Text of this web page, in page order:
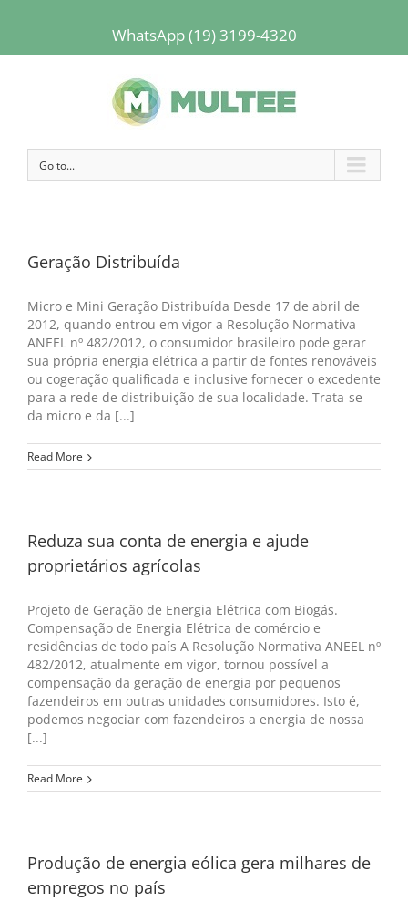
WhatsApp (19) 3199-4320
Go to...
Geração Distribuída
Micro e Mini Geração Distribuída Desde 17 de abril de
2012, quando entrou em vigor a Resolução Normativa
ANEEL nº 482/2012, o consumidor brasileiro pode gerar
sua própria energia elétrica a partir de fontes renováveis
ou cogeração qualificada e inclusive fornecer o excedente
para a rede de distribuição de sua localidade. Trata-se
da micro e da [...]
Read More
Reduza sua conta de energia e ajude
proprietários agrícolas
Projeto de Geração de Energia Elétrica com Biogás.
Compensação de Energia Elétrica de comércio e
residências de todo país A Resolução Normativa ANEEL nº
482/2012, atualmente em vigor, tornou possível a
compensação da geração de energia por pequenos
fazendeiros em outras unidades consumidores. Isto é,
podemos negociar com fazendeiros a energia de nossa
[...]
Read More
Produção de energia eólica gera milhares de
empregos no país